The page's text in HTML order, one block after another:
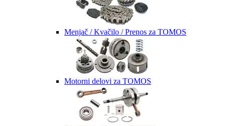
Menjač / Kvačilo / Prenos za TOMOS
Motorni delovi za TOMOS